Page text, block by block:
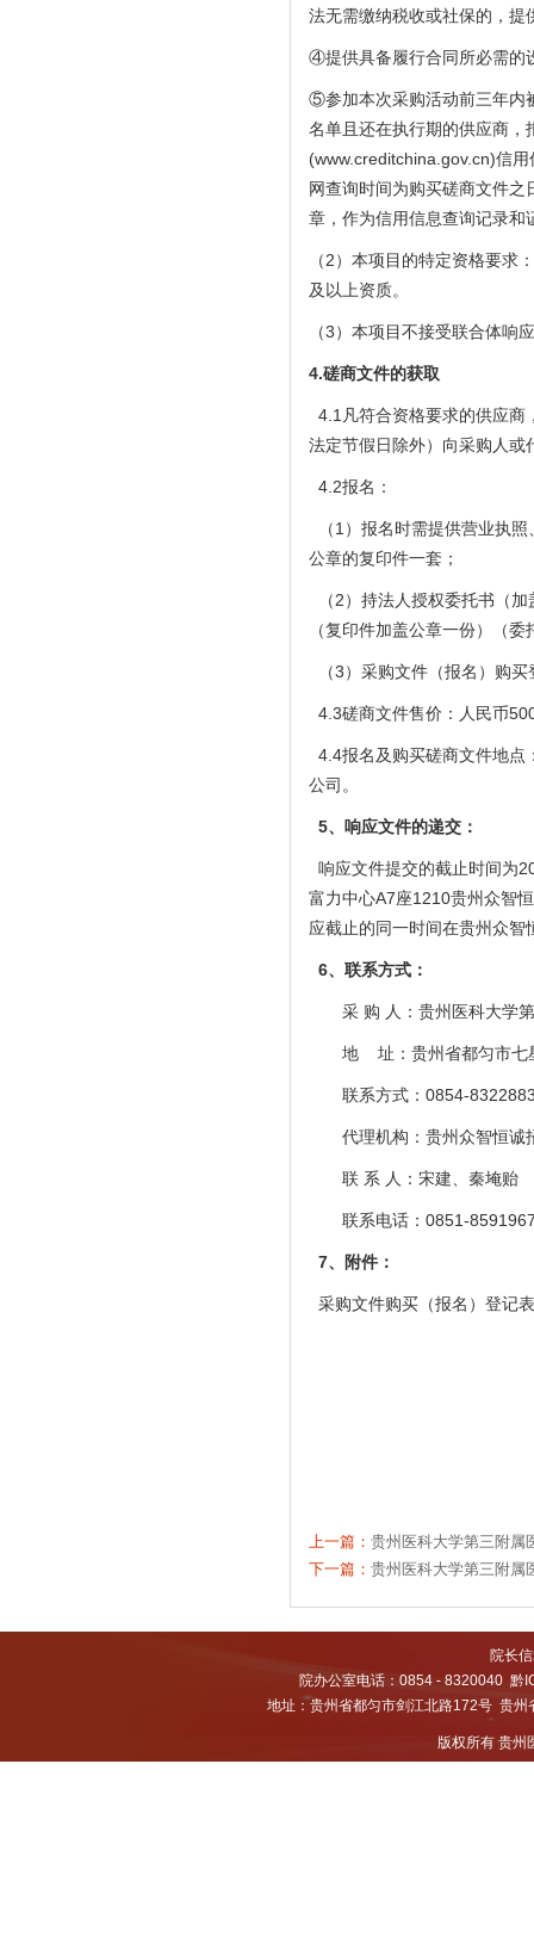
法无需缴纳税收或社保的，提
④提供具备履行合同所必需的
⑤参加本次采购活动前三年内
名单且还在执行期的供应商，
(www.creditchina.gov.cn)信
网查询时间为购买磋商文件之
章，作为信用信息查询记录和
（2）本项目的特定资格要求：
及以上资质。
（3）本项目不接受联合体响
4.磋商文件的获取
4.1凡符合资格要求的供应
法定节假日除外）向采购人或
4.2报名：
（1）报名时需提供营业执
公章的复印件一套；
（2）持法人授权委托书（
（复印件加盖公章一份）（
（3） 采购文件（报名）购
4.3磋商文件售价：人民币
4.4报名及购买磋商文件地点
公司。
5、响应文件的递交 ：
响应文件提交的截止时间为
富力中心A7座1210贵州众智
应截止的同一时间在贵州众
6、联系方式：
采 购 人： 贵州医科大学
地 址： 贵州省都匀市七
联系方式： 0854-
代理机构：贵州众智恒诚
联 系 人：宋建、秦埯贻
联系电话： 0851-
7、附件：
采购文件购买（报名）登记表
上一篇： 贵州医科大学第三附属
下一篇： 贵州医科大学第三附属
院长
院办公室电话：0854 - 8320040黔
地址：贵州省都匀市剑江北路172号 贵
版权所有 贵州